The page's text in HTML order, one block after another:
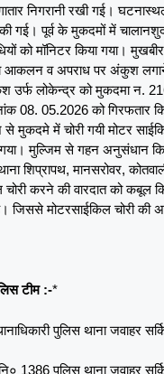
निगरानी रखी गई।
पूर्व के मुकदमों में चालानशुदा
को मॉनिटर किया गया।
आकलन व अपराध पर अंकुश लगाने
उर्फ लोकेन्द्र को मुकदमा न.
08. 05.2026 को गिरफतार
मुकदमे में चोरी गयी मोटर
मुल्जिम से गहन अनुसंधान
शिप्रापथ, मानसरोवर,
करने की वारदात को कबूल
जिससे मोटरसाईकिल चोरी की
टीम :-*
पुलिस थाना जवाहर
1386 पुलिस थाना जवाहर